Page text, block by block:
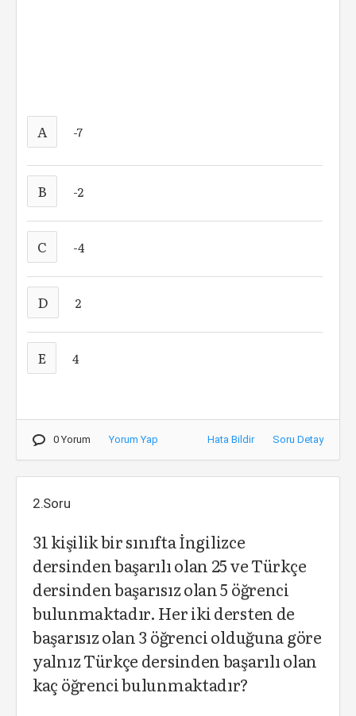
A -7
B -2
C -4
D 2
E 4
0 Yorum Yorum Yap Hata Bildir Soru Detay
2.Soru
31 kişilik bir sınıfta İngilizce
dersinden başarılı olan 25 ve Türkçe
dersinden başarısız olan 5 öğrenci
bulunmaktadır. Her iki dersten de
başarısız olan 3 öğrenci olduğuna göre
yalnız Türkçe dersinden başarılı olan
kaç öğrenci bulunmaktadır?